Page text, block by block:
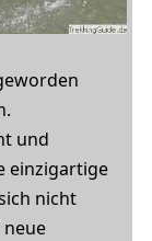
und
einzigartige
nicht